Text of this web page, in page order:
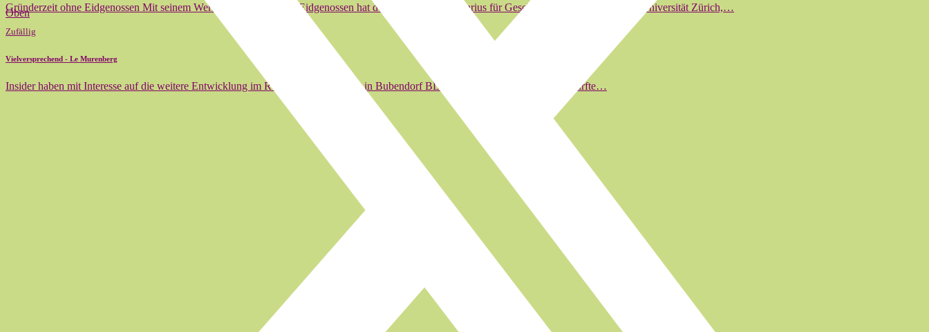
Oben
Gründerzeit ohne Eidgenossen Mit seinem Werk Gründerzeit ohne Eidgenossen hat der langjährige Ordinarius für Geschichte des Mittelalters der Universität Zürich,…
Zufällig
Vielversprechend - Le Murenberg
Insider haben mit Interesse auf die weitere Entwicklung im Restaurant Murenberg in Bubendorf BL gewartet. Am 22. März 2012 durfte…